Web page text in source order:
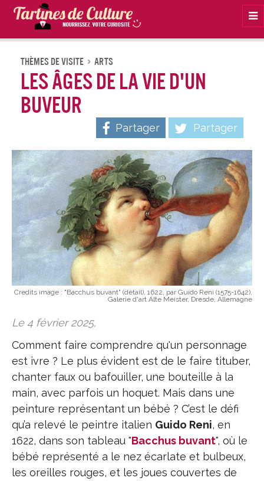
Thèmes De Visite Arts
Les âges de la vie d'un
buveur
Partager Partager
Credits image : "Bacchus buvant" (détail), 1622, par Guido Reni (1575-1642),
Galerie d'art Alte Meister, Dresde, Allemagne
Le 4 février 2025,
Comment faire comprendre qu'un personnage
est ivre ? Le plus évident est de le faire tituber,
chanter faux ou bafouiller, une bouteille à la
main, avec parfois un hoquet. Mais dans une
peinture représentant un bébé ? C’est le défi
qu’a relevé le peintre italien Guido Reni, en
1622, dans son tableau "Bacchus buvant", où le
bébé représenté a le nez écarlate et bulbeux,
les oreilles rouges, et les joues couvertes de